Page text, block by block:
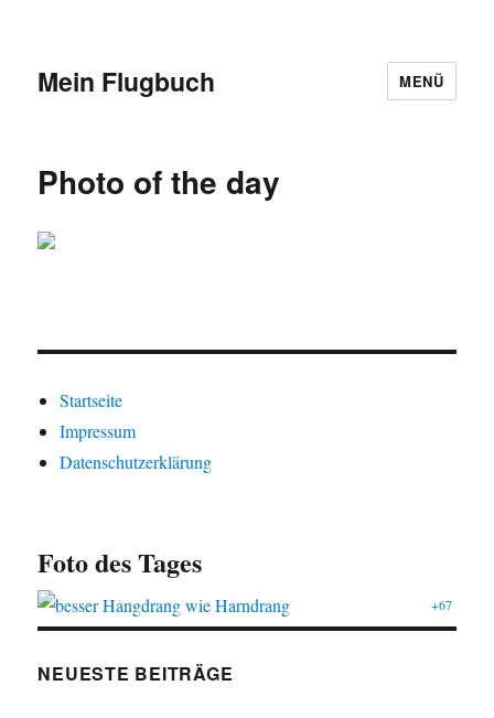
Mein Flugbuch MENÜ
Photo of the day
Startseite
Impressum
Datenschutzerklärung
Foto des Tages
+67
NEUESTE BEITRÄGE